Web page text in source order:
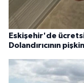
Eskişehir'de
Dolandırıcının